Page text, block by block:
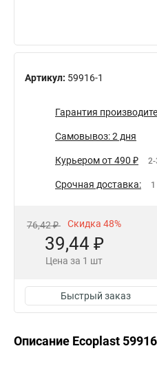
Артикул: 59916-1
Гарантия
Самовывоз: 2 дня
Курьером от 490 ₽ 2-
Срочная доставка:
76,42 ₽ Скидка 48%
39,44 ₽
Цена за 1 шт
Быстрый заказ
Описание Ecoplast